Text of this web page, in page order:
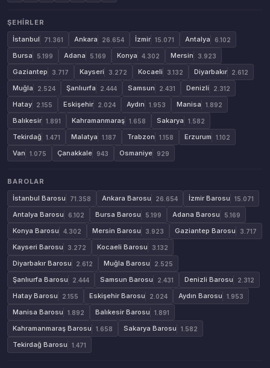
ŞEHIRLER
İstanbul
71.361 Ankara 26.654 İzmir 15.071 Antalya 6.102
Bursa 5.199 Adana 5.169 Konya 4.302 Mersin 3.923
Gaziantep 3.717 Kayseri 3.272 Kocaeli 3.132 Diyarbakır 2.612
Muğla 2.524 Şanlıurfa 2.444 Samsun 2.431 Denizli 2.312
Hatay 2.155 Eskişehir 2.024 Aydın 1.953 Manisa 1.892
Balıkesir 1.891 Kahramanmaraş 1.658 Sakarya 1.582
Tekirdağ 1.471 Malatya 1.187 Trabzon 1.158 Erzurum 1.102
Van 1.075 Çanakkale 943 Osmaniye 929
BAROLAR
İstanbul Barosu
71.358 Ankara Barosu 26.654 İzmir Barosu 15.071
Antalya Barosu 6.102 Bursa Barosu 5.199 Adana Barosu 5.169
Konya Barosu 4.302 Mersin Barosu 3.923 Gaziantep Barosu 3.717
Kayseri Barosu 3.272 Kocaeli Barosu 3.132
Diyarbakır Barosu 2.612 Muğla Barosu 2.525
Şanlıurfa Barosu 2.444 Samsun Barosu 2.431 Denizli Barosu 2.312
Hatay Barosu 2.155 Eskişehir Barosu 2.024 Aydın Barosu 1.953
Manisa Barosu 1.892 Balıkesir Barosu 1.891
Kahramanmaraş Barosu 1.658 Sakarya Barosu 1.582
Tekirdağ Barosu 1.471